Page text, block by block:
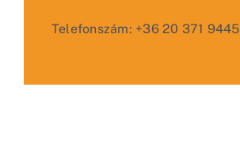
Telefonszám: +36 20 371 9445